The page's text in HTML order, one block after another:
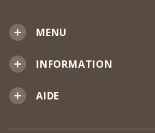
MENU
INFORMATION
AIDE